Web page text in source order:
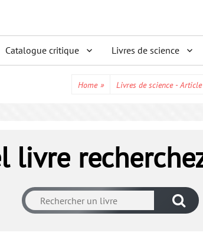
Catalogue critique Livres de science
Home » Livres de science - Article
livre